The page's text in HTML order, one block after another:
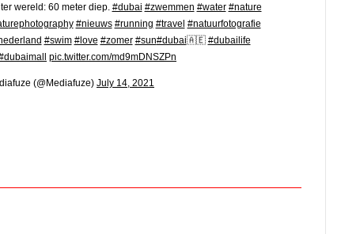
wereld: 60 meter diep. #dubai #zwemmen #water #nature
#nieuws #running #travel #natuurfotografie
#swim #love #zomer #sun#dubai🇦🇪 #dubailife
pic.twitter.com/md9mDNSZPn
(@Mediafuze) July 14, 2021